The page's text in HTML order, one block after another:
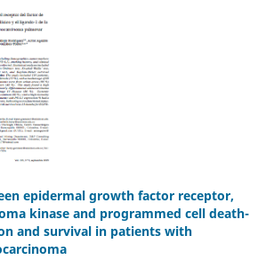
epidermal growth factor receptor,
kinase and programmed cell death-
and survival in patients with